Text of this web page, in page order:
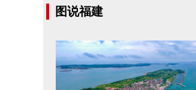
图说福建